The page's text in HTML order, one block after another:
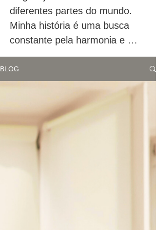
diferentes partes do mundo.
Minha história é uma busca
constante pela harmonia e
equilíbrio nos espaços que
chamo de lar temporariamente.
E é sobre essa jornada que
desejo falar neste blog.
O maior desafio foi o
desapego. Em cada casa que
morei, me vi diante da
BLOG